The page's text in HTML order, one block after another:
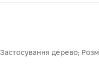
Застосування дерево;